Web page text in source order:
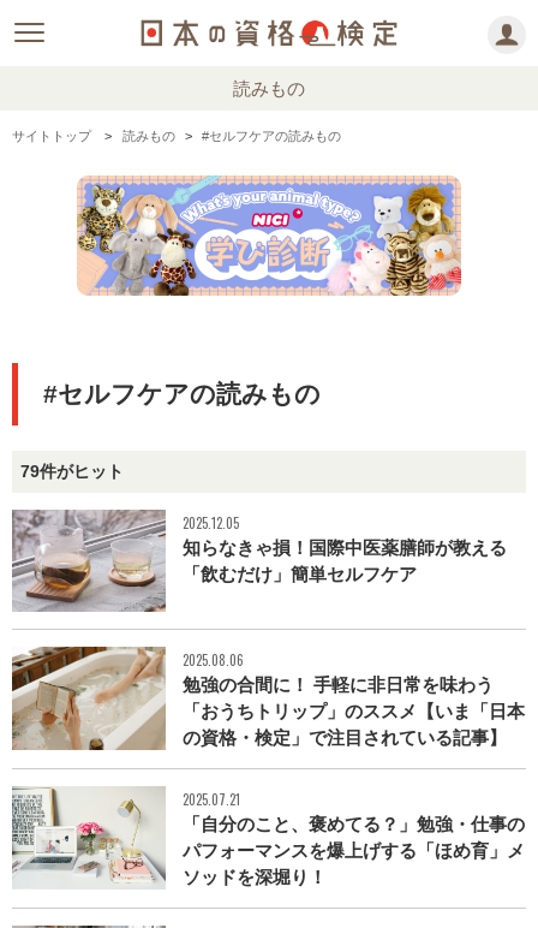
読みもの
サイトトップ 読みもの #セルフケアの読みもの
#セルフケアの読みもの
79件がヒット
2025.12.05
知らなきゃ損！国際中医薬膳師が教える
「飲むだけ」簡単セルフケア
2025.08.06
勉強の合間に！ 手軽に非日常を味わう
「おうちトリップ」のススメ【いま「日本
の資格・検定」で注目されている記事】
2025.07.21
「自分のこと、褒めてる？」勉強・仕事の
パフォーマンスを爆上げする「ほめ育」メ
ソッドを深堀り！